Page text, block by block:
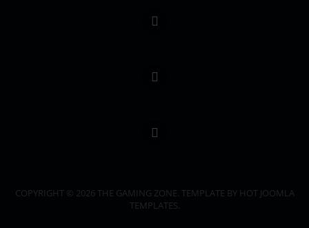
COPYRIGHT © 2026 THE GAMING ZONE. TEMPLATE BY HOT JOOMLA
TEMPLATES.